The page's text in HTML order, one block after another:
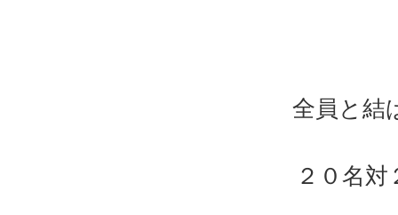
全員と結
２０名